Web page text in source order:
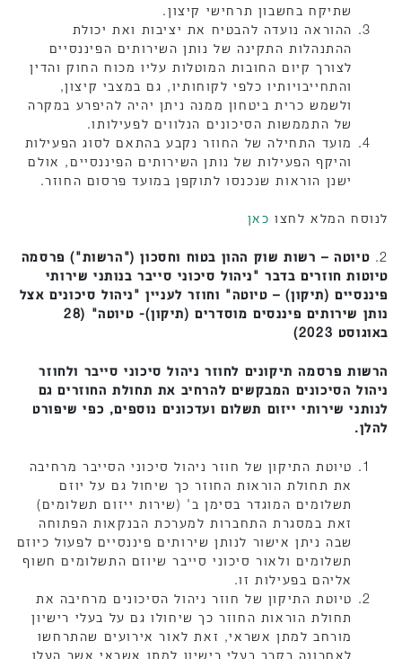
שתיקח בחשבון תרחישי קיצון.
ההוראה נועדה להבטיח את יציבות ואת יכולת
ההתנהלות התקינה של נותן השירותים הפיננסיים
לצורך קיום החובות המוטלות עליו מכוח החוק והדין
והתחייבויותיו כלפי לקוחותיו, גם במצבי קיצון,
ולשמש כרית ביטחון ממנה ניתן יהיה להיפרע במקרה
של התממשות הסיכונים הנלווים לפעילותו.
מועד התחילה של החוזר נקבע בהתאם לסוג הפעילות
והיקף הפעילות של נותן השירותים הפיננסיים, אולם
ישנן הוראות שנכנסו לתוקפן במועד פרסום החוזר.
לנוסח המלא לחצו כאן
2.
טיוטה – רשות שוק ההון בטוח וחסכון ("הרשות") פרסמה
טיוטות חוזרים בדבר "ניהול סיכוני סייבר בנותני שירותי
פיננסיים (תיקון) – טיוטה" וחוזר לעניין "ניהול סיכונים אצל
נותן שירותים פיננסים מוסדרים (תיקון)- טיוטה" (28
באוגוסט 2023)
הרשות פרסמה תיקונים לחוזר ניהול סיכוני סייבר ולחוזר
ניהול הסיכונים המבקשים להרחיב את תחולת החוזרים גם
לנותני שירותי ייזום תשלום ועדכונים נוספים, כפי שיפורט
להלן.
טיוטת התיקון של חוזר ניהול סיכוני הסייבר מרחיבה
את תחולת הוראות החוזר כך שיחול גם על יוזם
תשלומים המוגדר בסימן ב' (שירות ייזום תשלומים)
זאת במסגרת התחברות למערכת הבנקאות הפתוחה
שבה ניתן אישור לנותן שירותים פיננסיים לפעול כיוזם
תשלומים ולאור סיכוני סייבר שיוזם התשלומים חשוף
אליהם בפעילות זו.
טיוטת התיקון של חוזר ניהול הסיכונים מרחיבה את
תחולת הוראות החוזר כך שיחולו גם על בעלי רישיון
מורחב למתן אשראי, זאת לאור אירועים שהתרחשו
לאחרונה בקרב בעלי רישיון למתן אשראי אשר העלו